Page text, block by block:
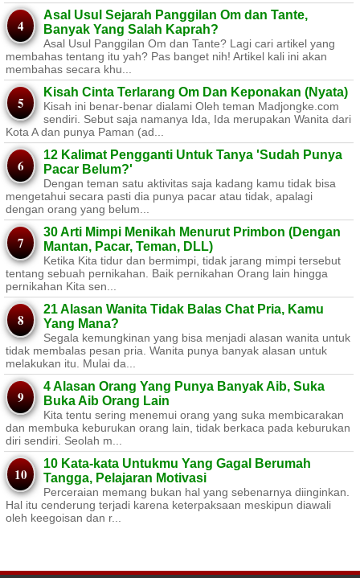
Asal Usul Sejarah Panggilan Om dan Tante,
Banyak Yang Salah Kaprah?
Asal Usul Panggilan Om dan Tante? Lagi cari artikel yang
membahas tentang itu yah? Pas banget nih! Artikel kali ini akan
membahas secara khu...
Kisah Cinta Terlarang Om Dan Keponakan (Nyata)
Kisah ini benar-benar dialami Oleh teman Madjongke.com
sendiri. Sebut saja namanya Ida, Ida merupakan Wanita dari
Kota A dan punya Paman (ad...
12 Kalimat Pengganti Untuk Tanya 'Sudah Punya
Pacar Belum?'
Dengan teman satu aktivitas saja kadang kamu tidak bisa
mengetahui secara pasti dia punya pacar atau tidak, apalagi
dengan orang yang belum...
30 Arti Mimpi Menikah Menurut Primbon (Dengan
Mantan, Pacar, Teman, DLL)
Ketika Kita tidur dan bermimpi, tidak jarang mimpi tersebut
tentang sebuah pernikahan. Baik pernikahan Orang lain hingga
pernikahan Kita sen...
21 Alasan Wanita Tidak Balas Chat Pria, Kamu
Yang Mana?
Segala kemungkinan yang bisa menjadi alasan wanita untuk
tidak membalas pesan pria. Wanita punya banyak alasan untuk
melakukan itu. Mulai da...
4 Alasan Orang Yang Punya Banyak Aib, Suka
Buka Aib Orang Lain
Kita tentu sering menemui orang yang suka membicarakan
dan membuka keburukan orang lain, tidak berkaca pada keburukan
diri sendiri. Seolah m...
10 Kata-kata Untukmu Yang Gagal Berumah
Tangga, Pelajaran Motivasi
Perceraian memang bukan hal yang sebenarnya diinginkan.
Hal itu cenderung terjadi karena keterpaksaan meskipun diawali
oleh keegoisan dan r...